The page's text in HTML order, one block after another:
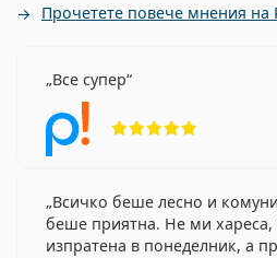
Прочетете повече мнения на
Все супер
Всичко беше лесно и
беше приятна. Не ми
изпратена в понеделник, а